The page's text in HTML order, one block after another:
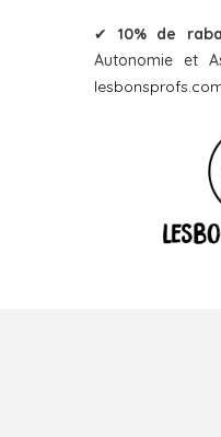
✔ 10% de
Autonomie et